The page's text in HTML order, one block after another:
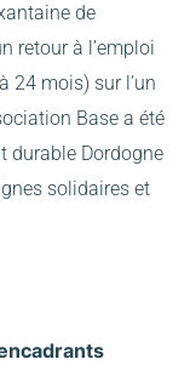
de
retour à l’emploi
24 mois) sur l’un
Base a été
durable Dordogne
solidaires et